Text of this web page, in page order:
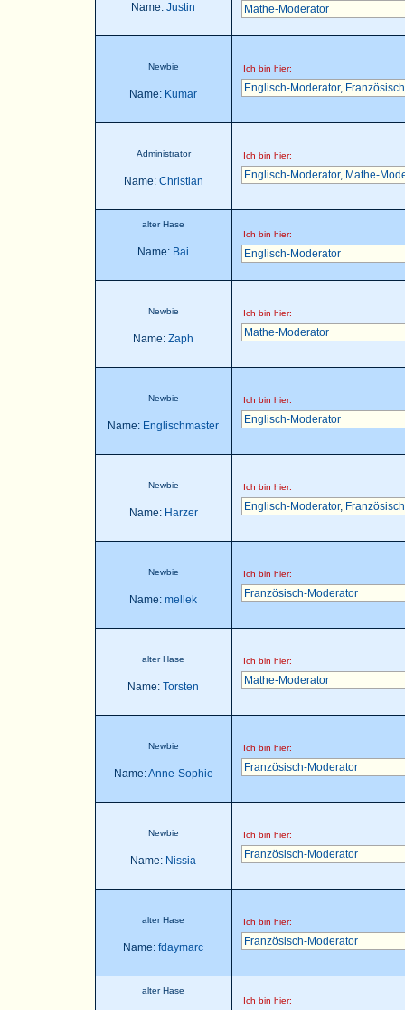
Name: Justin Mathe-Moderator
Newbie
Name: Kumar
Ich bin hier:
Englisch-Moderator,
Administrator
Name: Christian
Ich bin hier:
Englisch-Moderator, Mathe-
alter Hase
Name: Bai
Ich bin hier:
Englisch-Moderator
Newbie
Name: Zaph
Ich bin hier:
Mathe-Moderator
Newbie
Name: Englischmaster
Ich bin hier:
Englisch-Moderator
Newbie
Name: Harzer
Ich bin hier:
Englisch-Moderator,
Newbie
Name: mellek
Ich bin hier:
Französisch-Moderator
alter Hase
Name: Torsten
Ich bin hier:
Mathe-Moderator
Newbie
Name:Anne-Sophie
Ich bin hier:
Französisch-Moderator
Newbie
Name: Nissia
Ich bin hier:
Französisch-Moderator
alter Hase
Name: fdaymarc
Ich bin hier:
Französisch-Moderator
alter Hase
Ich bin hier: